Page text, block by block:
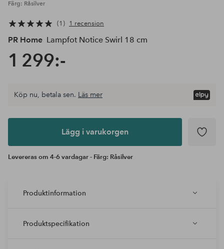
Färg: Råsilver
1 1 recension
PR Home Lampfot Notice Swirl 18 cm
1 299:-
Lägg i
Köp nu, betala sen. Läs mer
Lägg i varukorgen
Levereras om 4-6 vardagar - Färg: Råsilver
Produktinformation
Produktspecifikation